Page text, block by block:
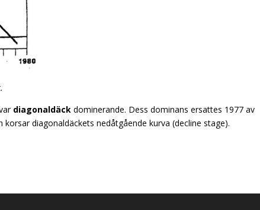
diagonaldäck dominerande. Dess dominans ersattes 1977 av
diagonaldäckets nedåtgående kurva (decline stage).